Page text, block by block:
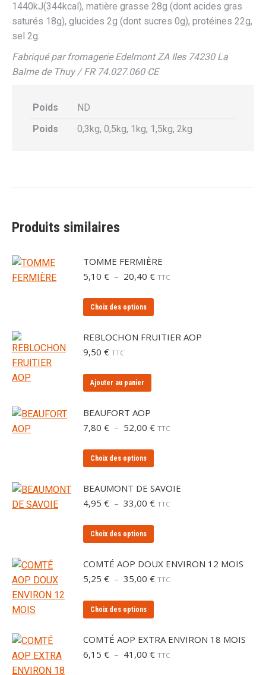
1440kJ(344kcal), matière grasse 28g (dont acides gras
saturés 18g), glucides 2g (dont sucres 0g), protéines 22g,
sel 2g.
Fabriqué par fromagerie Edelmont ZA Iles 74230 La
Balme de Thuy / FR 74.027.060 CE
Poids
ND
Poids
0,3kg, 0,5kg, 1kg, 1,5kg, 2kg
Produits similaires
TOMME FERMIÈRE
5,10 € – 20,40 €Plage
20,40 €
TTC
Choix des options
a
être
sur
la
page
du
REBLOCHON FRUITIER AOP
9,50 € TTC
Ajouter au panier
BEAUFORT AOP
7,80 € – 52,00 €Plage
52,00 €
TTC
Choix des options
a
plusieurs
options
peuvent
être
sur
la
page
du
BEAUMONT DE SAVOIE
4,95 € – 33,00 €Plage
33,00 €
TTC
Choix des options
a
plusieurs
options
peuvent
être
COMTÉ AOP DOUX ENVIRON 12 MOIS
5,25 € – 35,00 €Plage
35,00 €
TTC
Choix des options
a
plusieurs
COMTÉ AOP EXTRA ENVIRON 18 MOIS
6,15 € – 41,00 €Plage
TTC